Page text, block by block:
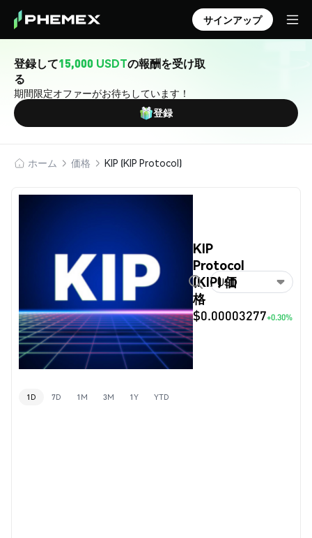
サインアップ
登録して15,000 USDTの報酬を受け取
る
期間限定オファーがお待ちしています！
登録
ホーム 価格 KIP (KIP Protocol)
KIP
Protocol
(KIP) 価
格
$0.00003277+0.30%
USD
1D 7D 1M 3M 1Y YTD